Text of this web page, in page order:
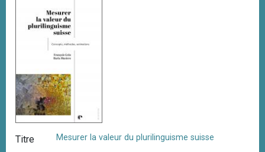
Titre Mesurer la valeur du plurilinguisme suisse